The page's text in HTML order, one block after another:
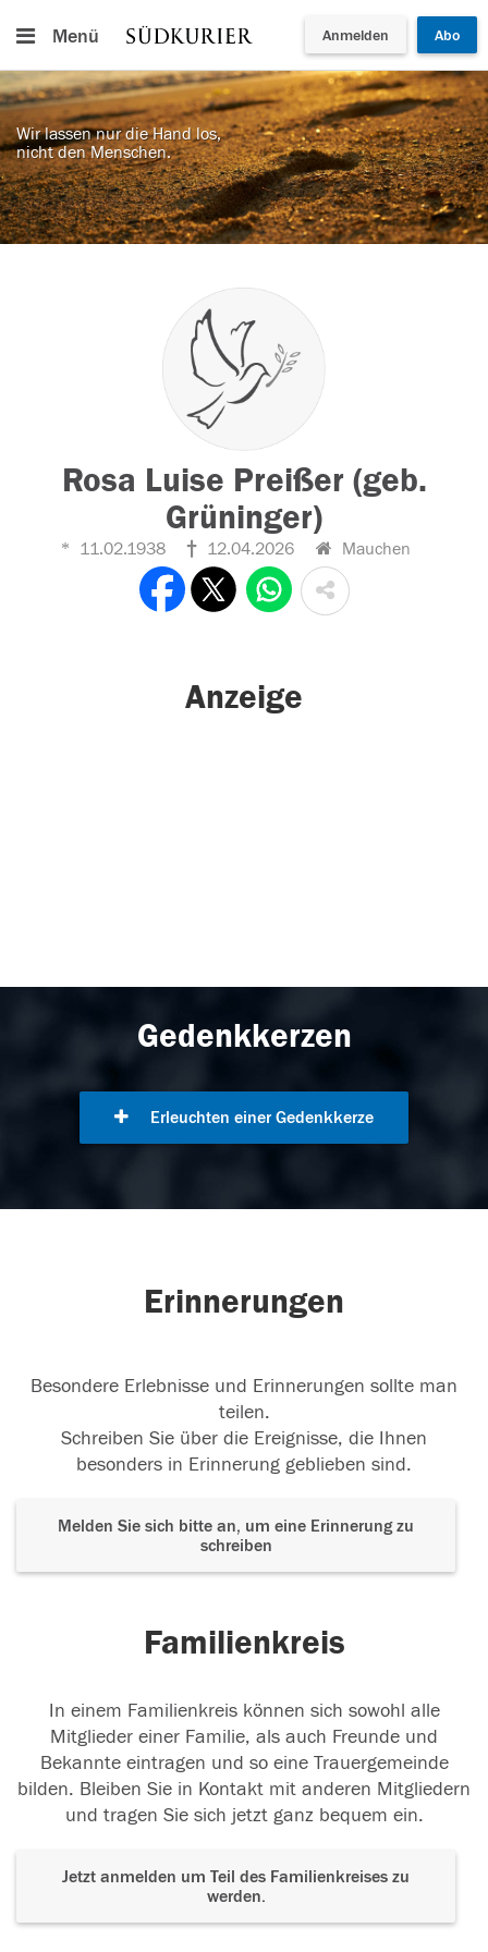
Menü Anmelden Abo
Wir lassen nur die Hand los,
nicht den Menschen.
Rosa Luise Preißer (geb.
Grüninger)
11.02.1938 12.04.2026 Mauchen
Anzeige
Gedenkkerzen
Erleuchten einer Gedenkkerze
Erinnerungen
Besondere Erlebnisse und Erinnerungen sollte man
teilen.
Schreiben Sie über die Ereignisse, die Ihnen
besonders in Erinnerung geblieben sind.
Melden Sie sich bitte an, um eine Erinnerung zu
schreiben
Familienkreis
In einem Familienkreis können sich sowohl alle
Mitglieder einer Familie, als auch Freunde und
Bekannte eintragen und so eine Trauergemeinde
bilden. Bleiben Sie in Kontakt mit anderen Mitgliedern
und tragen Sie sich jetzt ganz bequem ein.
Jetzt anmelden um Teil des Familienkreises zu
werden.